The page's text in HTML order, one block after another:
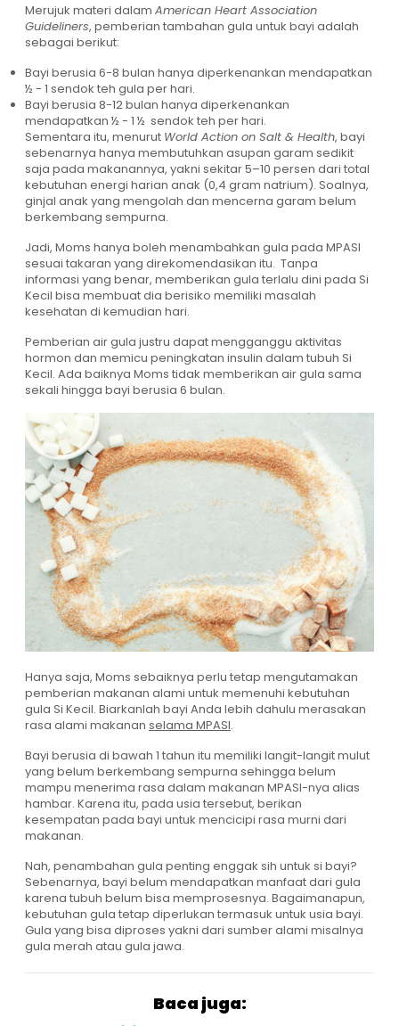
Merujuk materi dalam American Heart Association
Guideliners, pemberian tambahan gula untuk bayi adalah
sebagai berikut:
Bayi berusia 6-8 bulan hanya diperkenankan mendapatkan
½ - 1 sendok teh gula per hari.
Bayi berusia 8-12 bulan hanya diperkenankan
mendapatkan ½ - 1 ½ sendok teh per hari.
Sementara itu, menurut World Action on Salt & Health, bayi
sebenarnya hanya membutuhkan asupan garam sedikit
saja pada makanannya, yakni sekitar 5–10 persen dari total
kebutuhan energi harian anak (0,4 gram natrium). Soalnya,
ginjal anak yang mengolah dan mencerna garam belum
berkembang sempurna.
Jadi, Moms hanya boleh menambahkan gula pada MPASI
sesuai takaran yang direkomendasikan itu. Tanpa
informasi yang benar, memberikan gula terlalu dini pada Si
Kecil bisa membuat dia berisiko memiliki masalah
kesehatan di kemudian hari.
Pemberian air gula justru dapat mengganggu aktivitas
hormon dan memicu peningkatan insulin dalam tubuh Si
Kecil. Ada baiknya Moms tidak memberikan air gula sama
sekali hingga bayi berusia 6 bulan.
Hanya saja, Moms sebaiknya perlu tetap mengutamakan
pemberian makanan alami untuk memenuhi kebutuhan
gula Si Kecil. Biarkanlah bayi Anda lebih dahulu merasakan
rasa alami makanan selama MPASI.
Bayi berusia di bawah 1 tahun itu memiliki langit-langit mulut
yang belum berkembang sempurna sehingga belum
mampu menerima rasa dalam makanan MPASI-nya alias
hambar. Karena itu, pada usia tersebut, berikan
kesempatan pada bayi untuk mencicipi rasa murni dari
makanan.
Nah, penambahan gula penting enggak sih untuk si bayi?
Sebenarnya, bayi belum mendapatkan manfaat dari gula
karena tubuh belum bisa memprosesnya. Bagaimanapun,
kebutuhan gula tetap diperlukan termasuk untuk usia bayi.
Gula yang bisa diproses yakni dari sumber alami misalnya
gula merah atau gula jawa.
Baca juga: